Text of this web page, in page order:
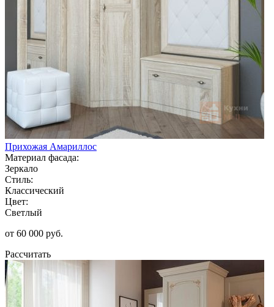
Прихожая Амариллос
Материал фасада:
Зеркало
Стиль:
Классический
Цвет:
Светлый
от 60 000 руб.
Рассчитать